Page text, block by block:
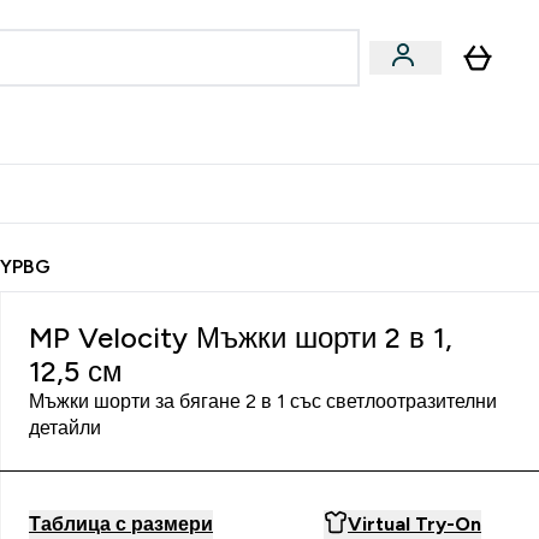
MP Velocity Мъжки шорти 2 в 1,
12,5 см
Мъжки шорти за бягане 2 в 1 със светлоотразителни
детайли
Таблица с размери Virtual Try-On